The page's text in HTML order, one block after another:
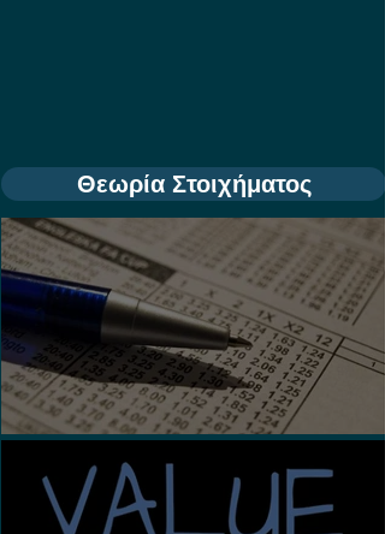
Θεωρία Στοιχήματος
Τι είναι τα Ασιατικά Χάντικαπ;